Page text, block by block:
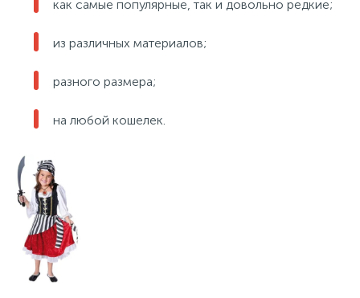
как самые популярные, так и довольно редкие;
из различных материалов;
разного размера;
на любой кошелек.